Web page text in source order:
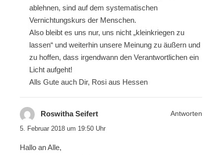
ablehnen, sind auf dem systematischen
Vernichtungskurs der Menschen.
Also bleibt es uns nur, uns nicht „kleinkriegen zu
lassen“ und weiterhin unsere Meinung zu äußern und
zu hoffen, dass irgendwann den Verantwortlichen ein
Licht aufgeht!
Alls Gute auch Dir, Rosi aus Hessen
Roswitha Seifert
5. Februar 2018 um 19:50 Uhr
Hallo an Alle,
Antworten